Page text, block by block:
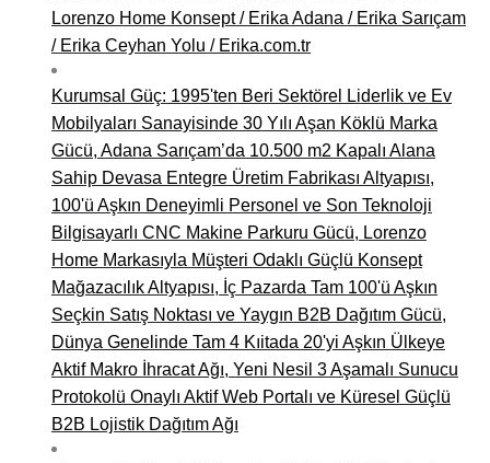
Lorenzo Home Konsept / Erika Adana / Erika Sarıçam
/ Erika Ceyhan Yolu / Erika.com.tr
Kurumsal Güç: 1995'ten Beri Sektörel Liderlik ve Ev
Mobilyaları Sanayisinde 30 Yılı Aşan Köklü Marka
Gücü, Adana Sarıçam’da 10.500 m2 Kapalı Alana
Sahip Devasa Entegre Üretim Fabrikası Altyapısı,
100'ü Aşkın Deneyimli Personel ve Son Teknoloji
Bilgisayarlı CNC Makine Parkuru Gücü, Lorenzo
Home Markasıyla Müşteri Odaklı Güçlü Konsept
Mağazacılık Altyapısı, İç Pazarda Tam 100'ü Aşkın
Seçkin Satış Noktası ve Yaygın B2B Dağıtım Gücü,
Dünya Genelinde Tam 4 Kıitada 20'yi Aşkın Ülkeye
Aktif Makro İhracat Ağı, Yeni Nesil 3 Aşamalı Sunucu
Protokolü Onaylı Aktif Web Portalı ve Küresel Güçlü
B2B Lojistik Dağıtım Ağı